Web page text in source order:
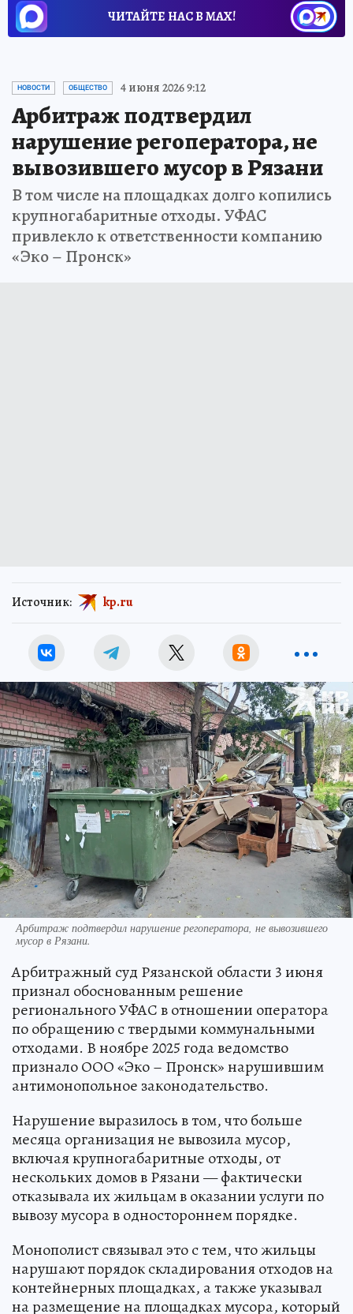
ЧИТАЙТЕ НАС В МАХ!
НОВОСТИ ОБЩЕСТВО 4 июня 2026 9:12
Арбитраж подтвердил
нарушение регоператора, не
вывозившего мусор в Рязани
В том числе на площадках долго копились
крупногабаритные отходы. УФАС
привлекло к ответственности компанию
«Эко – Пронск»
Источник: kp.ru
Арбитраж подтвердил нарушение регоператора, не вывозившего
мусор в Рязани.
Арбитражный суд Рязанской области 3 июня
признал обоснованным решение
регионального УФАС в отношении оператора
по обращению с твердыми коммунальными
отходами. В ноябре 2025 года ведомство
признало ООО «Эко – Пронск» нарушившим
антимонопольное законодательство.
Нарушение выразилось в том, что больше
месяца организация не вывозила мусор,
включая крупногабаритные отходы, от
нескольких домов в Рязани — фактически
отказывала их жильцам в оказании услуги по
вывозу мусора в одностороннем порядке.
Монополист связывал это с тем, что жильцы
нарушают порядок складирования отходов на
контейнерных площадках, а также указывал
на размещение на площадках мусора, который